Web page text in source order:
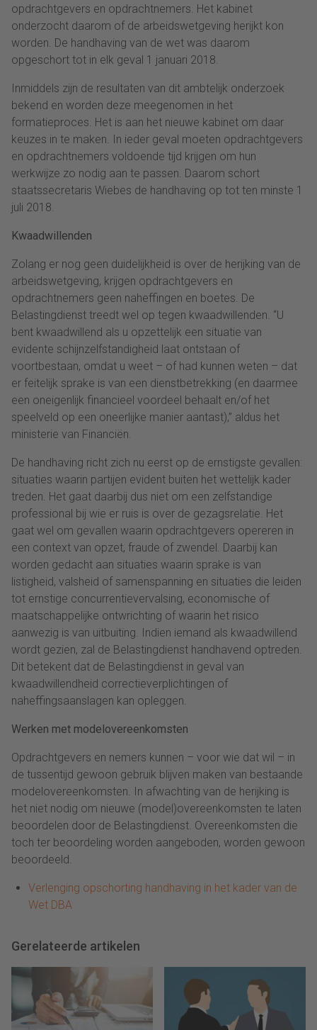
opdrachtgevers en opdrachtnemers. Het kabinet
onderzocht daarom of de arbeidswetgeving herijkt kon
worden. De handhaving van de wet was daarom
opgeschort tot in elk geval 1 januari 2018.
Inmiddels zijn de resultaten van dit ambtelijk onderzoek
bekend en worden deze meegenomen in het
formatieproces. Het is aan het nieuwe kabinet om daar
keuzes in te maken. In ieder geval moeten opdrachtgevers
en opdrachtnemers voldoende tijd krijgen om hun
werkwijze zo nodig aan te passen. Daarom schort
staatssecretaris Wiebes de handhaving op tot ten minste 1
juli 2018.
Kwaadwillenden
Zolang er nog geen duidelijkheid is over de herijking van de
arbeidswetgeving, krijgen opdrachtgevers en
opdrachtnemers geen naheffingen en boetes. De
Belastingdienst treedt wel op tegen kwaadwillenden. “U
bent kwaadwillend als u opzettelijk een situatie van
evidente schijnzelfstandigheid laat ontstaan of
voortbestaan, omdat u weet – of had kunnen weten – dat
er feitelijk sprake is van een dienstbetrekking (en daarmee
een oneigenlijk financieel voordeel behaalt en/of het
speelveld op een oneerlijke manier aantast),” aldus het
ministerie van Financiën.
De handhaving richt zich nu eerst op de ernstigste gevallen:
situaties waarin partijen evident buiten het wettelijk kader
treden. Het gaat daarbij dus niet om een zelfstandige
professional bij wie er ruis is over de gezagsrelatie. Het
gaat wel om gevallen waarin opdrachtgevers opereren in
een context van opzet, fraude of zwendel. Daarbij kan
worden gedacht aan situaties waarin sprake is van
listigheid, valsheid of samenspanning en situaties die leiden
tot ernstige concurrentievervalsing, economische of
maatschappelijke ontwrichting of waarin het risico
aanwezig is van uitbuiting. Indien iemand als kwaadwillend
wordt gezien, zal de Belastingdienst handhavend optreden.
Dit betekent dat de Belastingdienst in geval van
kwaadwillendheid correctieverplichtingen of
naheffingsaanslagen kan opleggen.
Werken met modelovereenkomsten
Opdrachtgevers en nemers kunnen – voor wie dat wil – in
de tussentijd gewoon gebruik blijven maken van bestaande
modelovereenkomsten. In afwachting van de herijking is
het niet nodig om nieuwe (model)overeenkomsten te laten
beoordelen door de Belastingdienst. Overeenkomsten die
toch ter beoordeling worden aangeboden, worden gewoon
beoordeeld.
Verlenging opschorting handhaving in het kader van de
Wet DBA
Gerelateerde artikelen